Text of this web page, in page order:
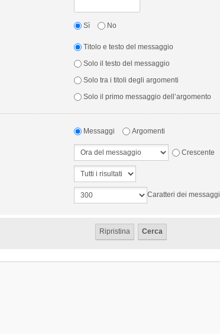
Sì No
Titolo e testo del messaggio
Solo il testo del messaggio
Solo tra i titoli degli argomenti
Solo il primo messaggio dell’argomento
Messaggi Argomenti
Crescente
Caratteri dei messaggi